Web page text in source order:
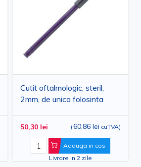
Cutit oftalmologic, steril,
2mm, de unica folosinta
50,30 lei (60,86 lei cuTVA)
Adauga in cos
Livrare in 2 zile